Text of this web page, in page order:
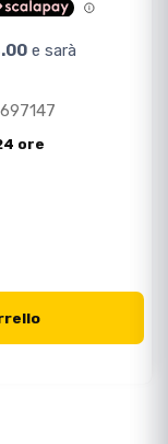
e sarà
ore